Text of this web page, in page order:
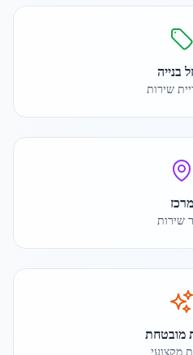
בנייה
שירות
מרכז
שירות
מובטחת
מקצועי